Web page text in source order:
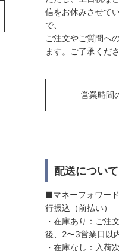
信をお休みさせて
で、
ご注文やご質問へ
ます。ご了承くださ
営業時間
配送について
■マネーフォワー
行振込（前払い）
・在庫あり：ご注
後、2〜3営業日以
・在庫なし：入荷